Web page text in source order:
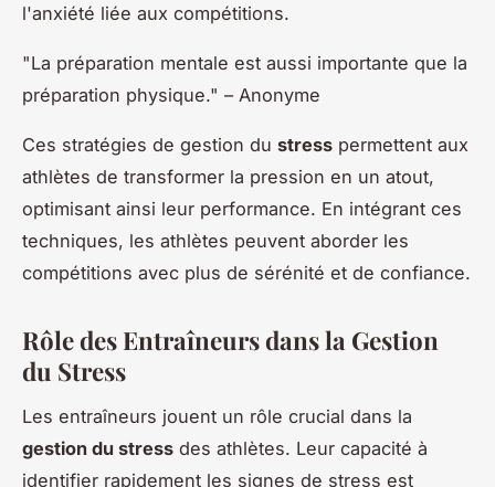
l'anxiété liée aux compétitions.
"La préparation mentale est aussi importante que la
préparation physique." – Anonyme
Ces stratégies de gestion du stress permettent aux
athlètes de transformer la pression en un atout,
optimisant ainsi leur performance. En intégrant ces
techniques, les athlètes peuvent aborder les
compétitions avec plus de sérénité et de confiance.
Rôle des Entraîneurs dans la Gestion
du Stress
Les entraîneurs jouent un rôle crucial dans la
gestion du stress des athlètes. Leur capacité à
identifier rapidement les signes de stress est